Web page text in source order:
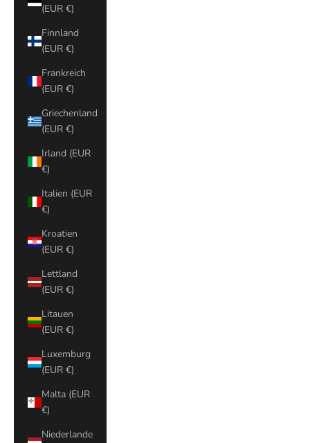
(EUR €)
Finnland
(EUR €)
Frankreich
(EUR €)
Griechenland
(EUR €)
Irland (EUR
€)
Italien (EUR
€)
Kroatien
(EUR €)
Lettland
(EUR €)
Litauen
(EUR €)
Luxemburg
(EUR €)
Malta (EUR
€)
Niederlande